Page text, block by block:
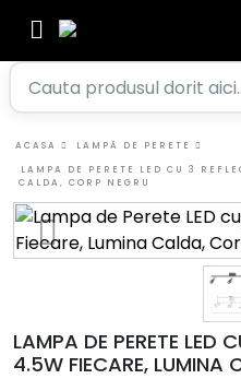
ACASA
LAMPĂ DE PERETE
LAMPA DE PERETE LED CU 3
CALDA, CORP NEGRU
LAMPA DE PERETE LED
4.5W FIECARE, LUMINA